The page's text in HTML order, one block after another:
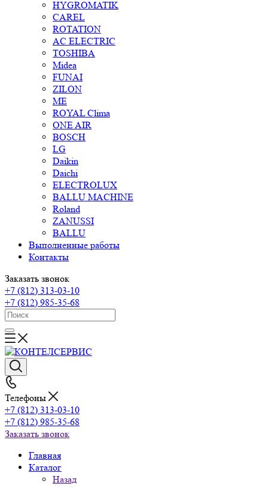
HYGROMATIK
CAREL
ROTATION
AC ELECTRIC
TOSHIBA
Midea
FUNAI
ZILON
ME
ROYAL Clima
ONE AIR
BOSCH
LG
Daikin
Daichi
ELECTROLUX
BALLU MACHINE
Roland
ZANUSSI
BALLU
Выполненные работы
Контакты
Заказать звонок
+7 (812) 313-03-10
+7 (812) 985-35-68
Телефоны
+7 (812) 313-03-10
+7 (812) 985-35-68
Заказать звонок
Главная
Каталог
Назад